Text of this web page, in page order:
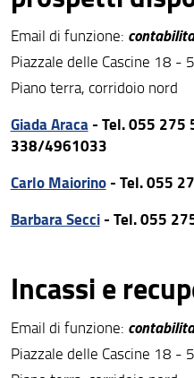
Email di funzione:
Piazzale delle Cascine 18 -
Piano terra, corridoio nord
Giada Araca - Tel. 055 275
338/4961033
Carlo Maiorino- Tel. 055
Barbara Secci- Tel. 055
Incassi e
Email di funzione:
Piazzale delle Cascine 18 -